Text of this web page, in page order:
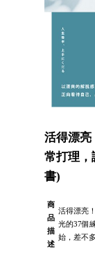
活得漂亮
常打理，
書)
商
品
描
述
活得漂亮
光的37個
始，差不